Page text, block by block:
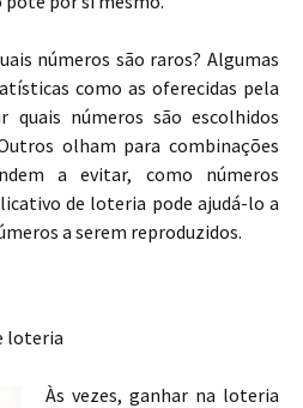
números são raros? Algumas
como as oferecidas pela
quais números são escolhidos
olham para combinações
a evitar, como números
de loteria pode ajudá-lo a
a serem reproduzidos.
loteria
Às vezes, ganhar na loteria